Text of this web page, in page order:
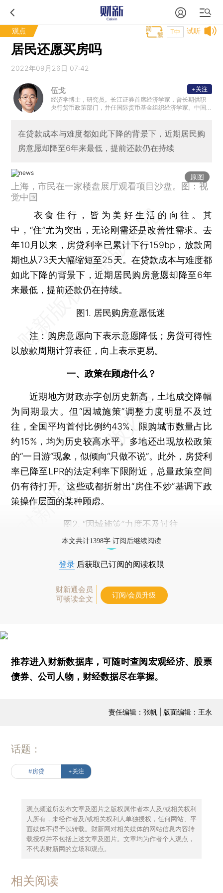
观点 试听
T中
居民还愿买房吗
2022年09月26日 07:42
伍戈
经济学博士，研究员。长江证券首席经济学家，曾长期供职
央行货币政策部门，并任国际货币基金组织经济学家。中国
+关注
在贷款成本与难度都如此下降的背景下，近期居民购
房意愿却降至6年来最低，提前还款仍在持续
原图
上海，市民在一家楼盘展厅观看项目沙盘。图：视
觉中国
衣食住行，皆为美好生活的向往。其
中，“住”尤为突出，无论刚需还是改善性需求。去
年10月以来，房贷利率已累计下行159bp，放款周
期也从73天大幅缩短至25天。在贷款成本与难度都
如此下降的背景下，近期居民购房意愿却降至6年
来最低，提前还款仍在持续。
图1. 居民购房意愿低迷
注：购房意愿向下表示意愿降低；房贷可得性
以放款周期计算表征，向上表示更易。
一、政策在顾虑什么？
近期地方财政赤字创历史新高，土地成交降幅
为同期最大。但“因城施策”调整力度明显不及过
往，全国平均首付比例约43%、限购城市数量占比
约15%，均为历史较高水平。多地还出现放松政策
的“一日游”现象，似倾向“只做不说”。此外，房贷利
率已降至LPR的法定利率下限附近，总量政策空间
仍有待打开。这些或都折射出“房住不炒”基调下政
策操作层面的某种顾虑。
图2. “因城施策”力度不及过往
本文共计1398字 订阅后继续阅读
登录 后获取已订阅的阅读权限
财新通会员
可畅读全文
订阅/会员升级
推荐进入财新数据库 ，可随时查阅宏观经济、股票
债券、公司人物，财经数据尽在掌握。
责任编辑：张帆 | 版面编辑：王永
话题：
#房贷 +关注
观点频道所发布文章及图片之版权属作者本人及/或相关权利
人所有，未经作者及/或相关权利人单独授权，任何网站、平
面媒体不得予以转载。财新网对相关媒体的网站信息内容转
载授权并不包括上述文章及图片。文章均为作者个人观点，
不代表财新网的立场和观点。
相关阅读